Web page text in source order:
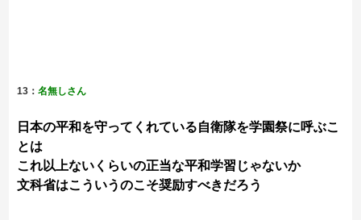
13：名無しさん
日本の平和を守ってくれている自衛隊を学園祭に呼ぶこ
とは
これ以上ないくらいの正当な平和学習じゃないか
文科省はこういうのこそ奨励すべきだろう